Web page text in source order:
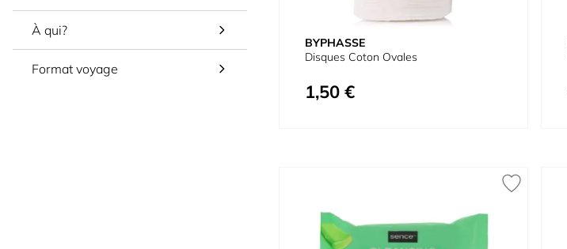
À qui?
Format voyage
BYPHASSE
Disques Coton Ovales
1,50 €